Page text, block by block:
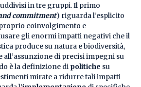
in tre gruppi. Il primo
commitment) riguarda l’esplicito
coinvolgimento e
gli enormi impatti negativi che il
produce su natura e biodiversità,
all’assunzione di precisi impegni su
è la definizione di politiche su
mirate a ridurre tali impatti